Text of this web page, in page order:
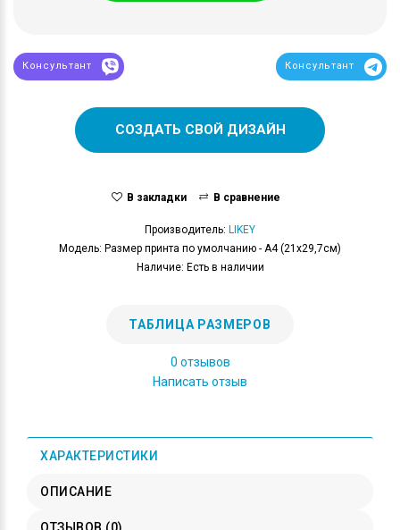
Консультант Консультант
СОЗДАТЬ СВОЙ ДИЗАЙН
В закладки В сравнение
Производитель: LIKEY
Модель: Размер принта по умолчанию - А4 (21x29,7см)
Наличие: Есть в наличии
ТАБЛИЦА РАЗМЕРОВ
0 отзывов
Написать отзыв
ХАРАКТЕРИСТИКИ
ОПИСАНИЕ
ОТЗЫВОВ (0)